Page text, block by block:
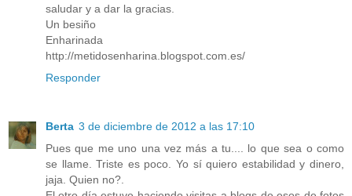
saludar y a dar la gracias.
Un besiño
Enharinada
http://metidosenharina.blogspot.com.es/
Responder
Berta 3 de diciembre de 2012 a las 17:10
Pues que me uno una vez más a tu.... lo que sea o como
se llame. Triste es poco. Yo sí quiero estabilidad y dinero,
jaja. Quien no?.